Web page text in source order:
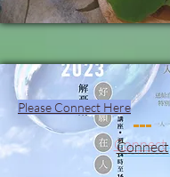
Please Connect Here
Connect